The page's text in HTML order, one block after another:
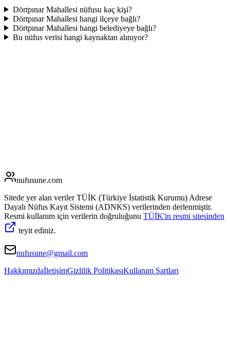
Dörtpınar Mahallesi nüfusu kaç kişi?
Dörtpınar Mahallesi hangi ilçeye bağlı?
Dörtpınar Mahallesi hangi belediyeye bağlı?
Bu nüfus verisi hangi kaynaktan alınıyor?
nufusune.com
Sitede yer alan veriler TÜİK (Türkiye İstatistik Kurumu) Adrese
Dayalı Nüfus Kayıt Sistemi (ADNKS) verilerinden derlenmiştir.
Resmi kullanım için verilerin doğruluğunu TÜİK'in resmi sitesinden
teyit ediniz.
nufusune@gmail.com
HakkımızdaİletişimGizlilik PolitikasıKullanım Şartları